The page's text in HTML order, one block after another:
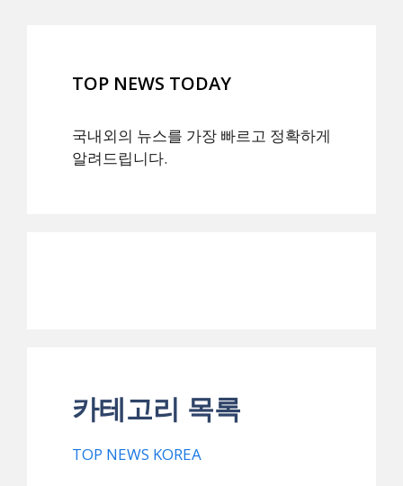
TOP NEWS TODAY
국내외의 뉴스를 가장 빠르고 정확하게
알려드립니다.
카테고리 목록
TOP NEWS KOREA